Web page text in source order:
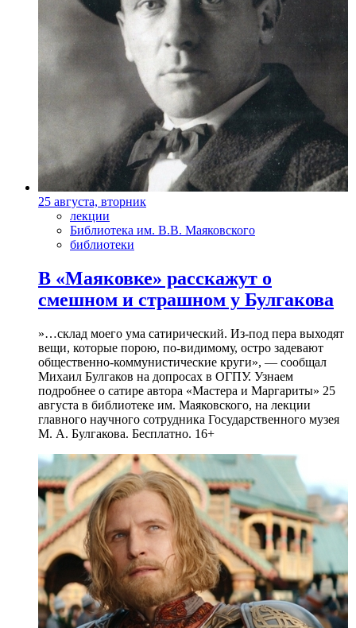
25 августа, вторник
лекции
Библиотека им. В.В. Маяковского
библиотеки
В «Маяковке» расскажут о
смешном и страшном у Булгакова
»…склад моего ума сатирический. Из-под пера выходят
вещи, которые порою, по-видимому, остро задевают
общественно-коммунистические круги», — сообщал
Михаил Булгаков на допросах в ОГПУ. Узнаем
подробнее о сатире автора «Мастера и Маргариты» 25
августа в библиотеке им. Маяковского, на лекции
главного научного сотрудника Государственного музея
М. А. Булгакова. Бесплатно. 16+